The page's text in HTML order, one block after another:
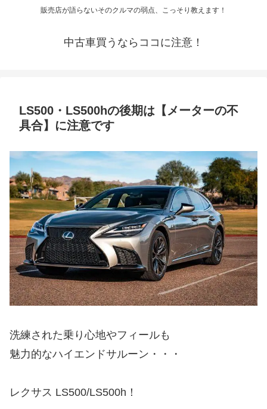
販売店が語らないそのクルマの弱点、こっそり教えます！
中古車買うならココに注意！
LS500・LS500hの後期は【メーターの不
具合】に注意です
洗練された乗り心地やフィールも
魅力的なハイエンドサルーン・・・
レクサス LS500/LS500h！